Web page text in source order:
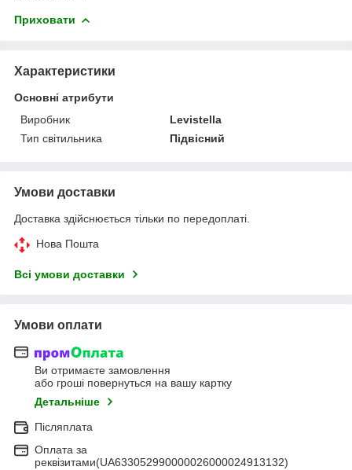
Приховати
Характеристики
Основні атрибути
Виробник
Levistella
Тип світильника
Підвісний
Умови доставки
Доставка здійснюється тільки по передоплаті.
Нова Пошта
Всі умови доставки
Умови оплати
Ви отримаєте замовлення
або гроші повернуться на вашу картку
Детальніше
Післяплата
Оплата за
реквізитами(UA633052990000026000024913132)